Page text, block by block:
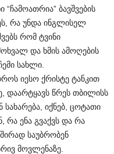
ბავშვების
რა უნდა ინგლისელ
რომ ტვინი
და ხმის ამოღების
სახლი.
იესო ქრისტე ტანკით
დაარტყავს წრეს თბილისს
იქნებ, ცოტათი
რა ენა გვაქვს და რა
საუბრობენ
მოვლენაზე.